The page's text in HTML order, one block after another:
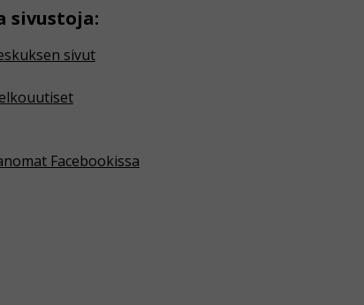
sivustoja:
sivut
Facebookissa